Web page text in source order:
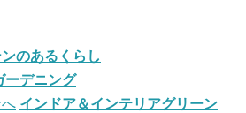
のあるくらし
ーデニング
インドア＆インテリアグリーン